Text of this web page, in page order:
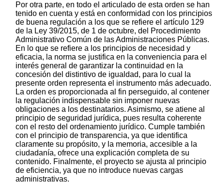
Por otra parte, en todo el articulado de esta orden se han
tenido en cuenta y está en conformidad con los principios
de buena regulación a los que se refiere el artículo 129
de la Ley 39/2015, de 1 de octubre, del Procedimiento
Administrativo Común de las Administraciones Públicas.
En lo que se refiere a los principios de necesidad y
eficacia, la norma se justifica en la conveniencia para el
interés general de garantizar la continuidad en la
concesión del distintivo de igualdad, para lo cual la
presente orden representa el instrumento más adecuado.
La orden es proporcionada al fin perseguido, al contener
la regulación indispensable sin imponer nuevas
obligaciones a los destinatarios. Asimismo, se atiene al
principio de seguridad jurídica, pues resulta coherente
con el resto del ordenamiento jurídico. Cumple también
con el principio de transparencia, ya que identifica
claramente su propósito, y la memoria, accesible a la
ciudadanía, ofrece una explicación completa de su
contenido. Finalmente, el proyecto se ajusta al principio
de eficiencia, ya que no introduce nuevas cargas
administrativas.